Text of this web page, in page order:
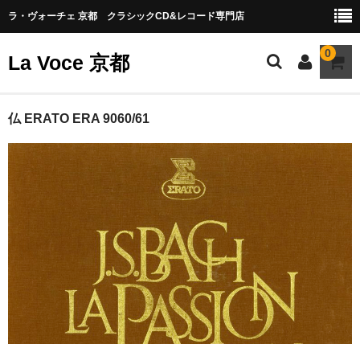
ラ・ヴォーチェ 京都 クラシックCD&レコード専門店
La Voce 京都 0
CATALOG LP
New arrival
交響曲・管弦楽曲
声楽曲
仏 ERATO ERA 9060/61